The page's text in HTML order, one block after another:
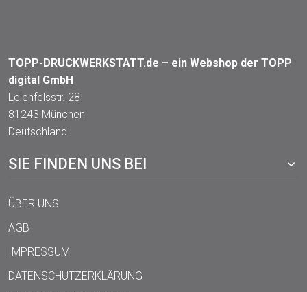
TOPP-DRUCKWERKSTATT.de – ein Webshop der TOPP
digital GmbH
Leienfelsstr. 28
81243 München
Deutschland
SIE FINDEN UNS BEI
ÜBER UNS
AGB
IMPRESSUM
DATENSCHUTZERKLÄRUNG